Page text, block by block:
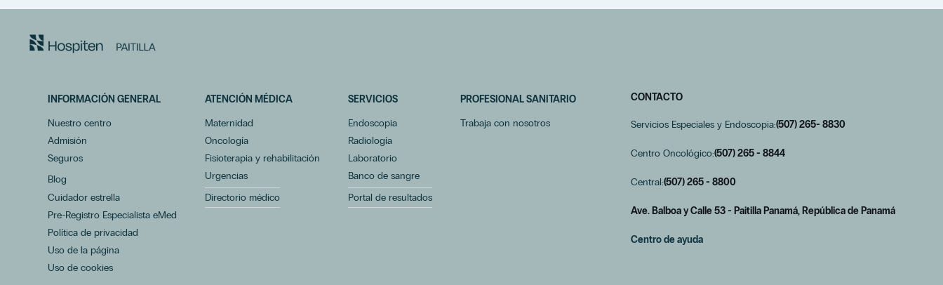
INFORMACIÓN GENERAL
Nuestro centro
Admisión
Seguros
Blog
Cuidador estrella
Pre-Registro Especialista eMed
Política de privacidad
Uso de la página
Uso de cookies
ATENCIÓN MÉDICA
Maternidad
Oncología
Fisioterapia y rehabilitación
Urgencias
Directorio médico
SERVICIOS
Endoscopia
Radiología
Laboratorio
Banco de sangre
Portal de resultados
PROFESIONAL SANITARIO
Trabaja con nosotros
CONTACTO
Servicios Especiales y Endoscopia:(507) 265- 8830
Centro Oncológico:(507) 265 - 8844
Central:(507) 265 - 8800
Ave. Balboa y Calle 53 - Paitilla Panamá, República de Panamá
Centro de ayuda